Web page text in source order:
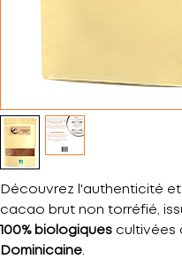
Découvrez l'authenticité
cacao brut non torréfié,
100% biologiques cultivées
Dominicaine.